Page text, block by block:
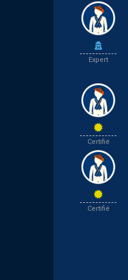
Expert
Certifié
Certifié